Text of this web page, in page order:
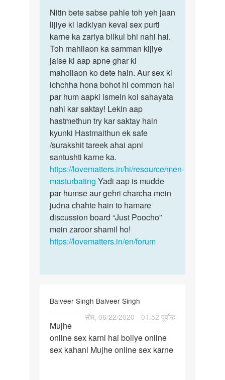
to
Aunty
ji
mere
pass
koi
gf…
by
Nitin
Nitin
bete
sabse
pahle
toh…
Nitin bete sabse pahle toh yeh jaan
lijiye ki ladkiyan keval sex purti
karne ka zariya bilkul bhi nahi hai.
Toh mahilaon ka samman kijiye
jaise ki aap apne ghar ki
mahoilaon ko dete hain. Aur sex ki
ichchha hona bohot hi common hai
par hum aapki ismein koi sahayata
nahi kar saktay! Lekin aap
hastmethun try kar saktay hain
kyunki Hastmaithun ek safe
/surakshit tareek ahai apni
santushti karne ka.
https://lovematters.in/hi/resource/men-
masturbating Yadi aap is mudde
par humse aur gehri charcha mein
judna chahte hain to hamare
discussion board “Just Poocho”
mein zaroor shamil ho!
https://lovematters.in/en/forum
Balveer Singh Balveer Singh
सोम, 06/22/2020 - 01:52 पूर्वान्ह
Mujhe
online
sex
Mujhe
online sex karni hai boliye online
sex kahani Mujhe online sex karne